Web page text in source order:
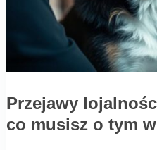
Przejawy
co musisz o tym